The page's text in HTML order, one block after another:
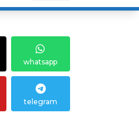
whatsapp
telegram